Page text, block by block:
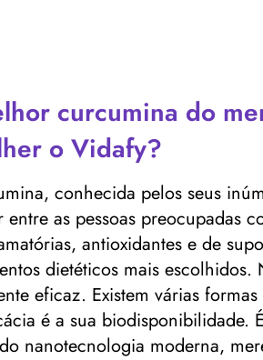
curcumina do
o Vidafy?
conhecida pelos seus
entre as pessoas preocupadas
antioxidantes e de
dietéticos mais
eficaz. Existem várias
é a sua biodisponibilidade.
nanotecnologia moderna,